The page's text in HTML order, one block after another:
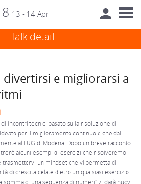
13 - 14 Apr
Talk detail
divertirsi e migliorarsi a
incontri tecnici basato sulla risoluzione di
per il miglioramento continuo e che dal
al LUG di Modena. Dopo un breve racconto
alcuni esempi di esercizi che risolveremo
trasmettervi un mindset che vi permetta di
di crescita celate dietro un qualsiasi esercizio.
somma di una sequenza di numeri" vi darà nuovi